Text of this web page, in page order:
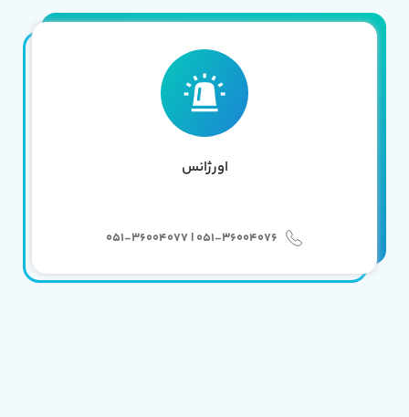
اورژانس
051-36004076 | 051-36004077